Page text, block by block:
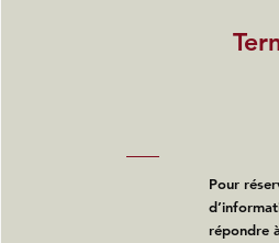
Pour
répondre